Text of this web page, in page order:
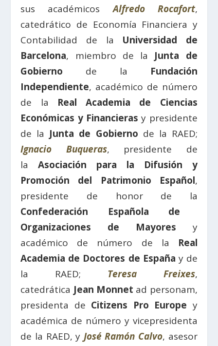
sus académicosAlfredo Rocafort,
catedrático de Economía Financiera y
Contabilidad de la Universidad de
Barcelona, miembro de la Junta de
Gobierno de la Fundación
Independiente, académico de número
de la Real Academia de Ciencias
Económicas y Financieras y presidente
de la Junta de Gobierno de la RAED;
Ignacio Buqueras, presidente de
laAsociación para la Difusión y
Promoción del Patrimonio Español,
presidente de honor de la
Confederación Española de
Organizaciones de Mayores y
académico de número de la Real
Academia de Doctores de España y de
la RAED; Teresa Freixes,
catedrática Jean Monnet ad personam,
presidenta de Citizens Pro Europe y
académica de número y vicepresidenta
de la RAED, y José Ramón Calvo, asesor